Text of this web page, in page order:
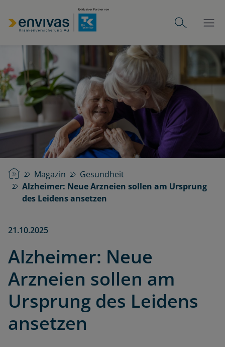
StartseiteMagazin
Gesundheit
Alzheimer: Neue Arzneien sollen am Ursprung
des Leidens ansetzen
21.10.2025
Alzheimer: Neue
Arzneien sollen am
Ursprung des Leidens
ansetzen